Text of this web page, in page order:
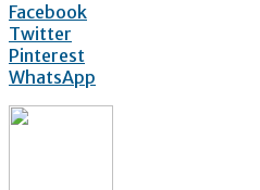
Facebook
Twitter
Pinterest
WhatsApp